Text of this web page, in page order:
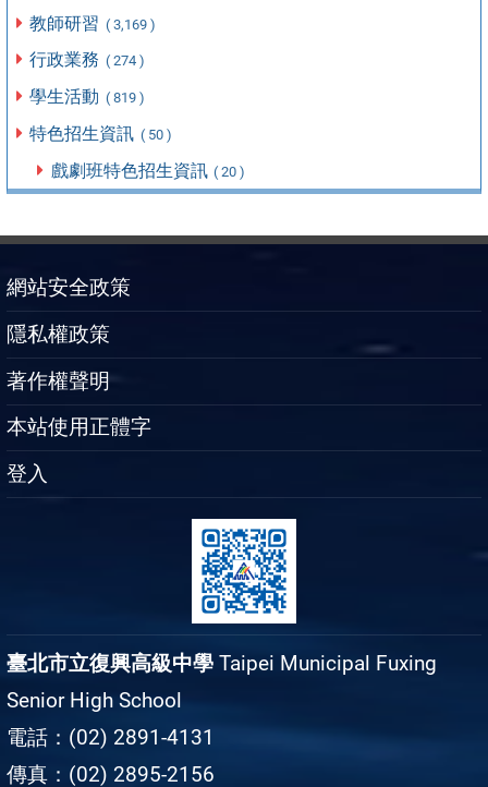
教師研習 ( 3,169 )
行政業務 ( 274 )
學生活動 ( 819 )
特色招生資訊 ( 50 )
戲劇班特色招生資訊 ( 20 )
網站安全政策
隱私權政策
著作權聲明
本站使用正體字
登入
臺北市立復興高級中學 Taipei Municipal Fuxing
Senior High School
電話：(02) 2891-4131
傳真：(02) 2895-2156